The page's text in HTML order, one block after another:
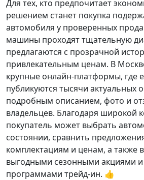
Для тех, кто предпочитает
решением станет покупка
автомобиля у проверенных
машины проходят тщательную
предлагаются с прозрачной
привлекательным ценам. В
крупные онлайн-платформы, где
публикуются тысячи актуальных
подробным описанием, фото и
владельцев. Благодаря широкой
покупатель может выбрать
состоянии, сравнить
комплектациям и ценам, а также
выгодными сезонными акциями
программами трейд-ин. 👍